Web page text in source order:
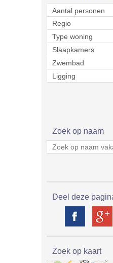
Zoek op naam
Deel deze
Zoek op kaart